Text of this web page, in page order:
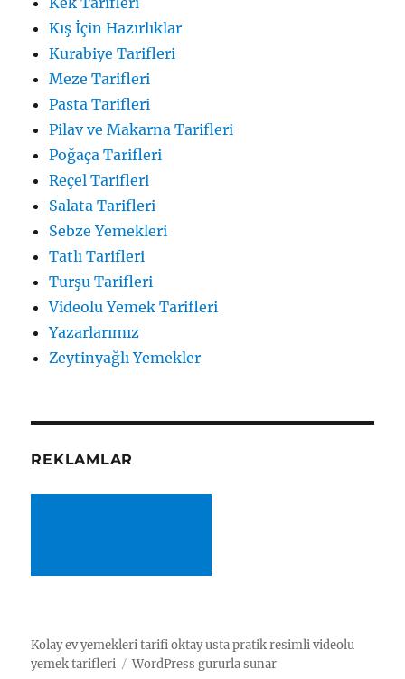
Kış İçin Hazırlıklar
Kurabiye Tarifleri
Meze Tarifleri
Pasta Tarifleri
Pilav ve Makarna Tarifleri
Poğaça Tarifleri
Reçel Tarifleri
Salata Tarifleri
Sebze Yemekleri
Tatlı Tarifleri
Turşu Tarifleri
Videolu Yemek Tarifleri
Yazarlarımız
Zeytinyağlı Yemekler
REKLAMLAR
Kolay ev yemekleri tarifi oktay usta pratik resimli videolu
yemek tarifleri
WordPress gururla sunar